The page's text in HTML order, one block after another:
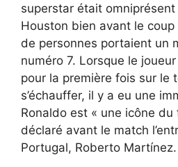
superstar était
Houston bien avant le coup
de personnes portaient un
numéro 7. Lorsque le
pour la première fois sur le
s’échauffer, il y a eu une
Ronaldo est « une icône
déclaré avant le match
Portugal, Roberto Martínez.